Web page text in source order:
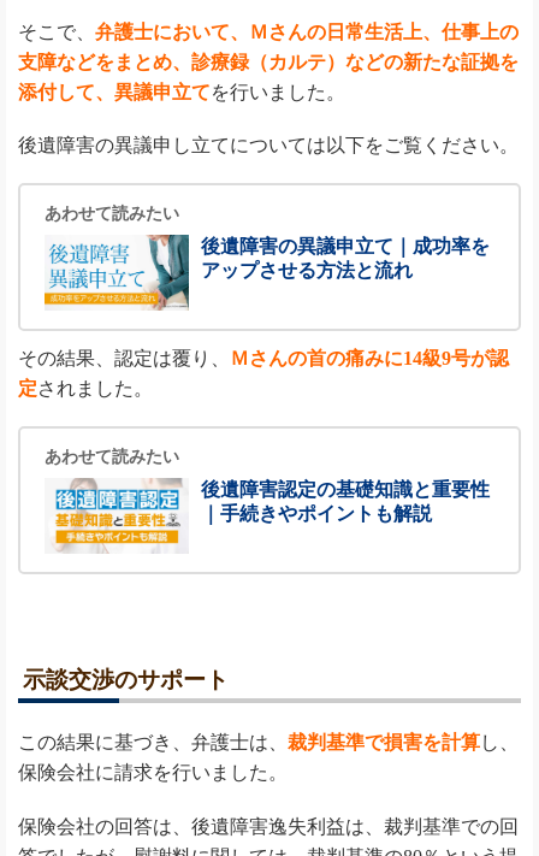
そこで、 弁護士において、Ｍさんの日常生活上、仕事上の
支障などをまとめ、診療録（カルテ）などの新たな証拠を
添付して、異議申立てを行いました。
後遺障害の異議申し立てについては以下をご覧ください。
あわせて読みたい
後遺障害の異議申立て｜成功率を
アップさせる方法と流れ
その結果、認定は覆り、
Ｍさんの首の痛みに14級9号が認
定されました。
あわせて読みたい
後遺障害認定の基礎知識と重要性
｜手続きやポイントも解説
示談交渉のサポート
この結果に基づき、弁護士は、 裁判基準で損害を計算し、
保険会社に請求を行いました。
保険会社の回答は、後遺障害逸失利益は、裁判基準での回